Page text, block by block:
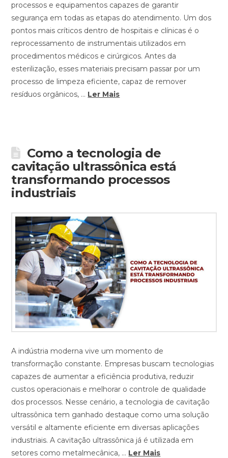
processos e equipamentos capazes de garantir
segurança em todas as etapas do atendimento. Um dos
pontos mais críticos dentro de hospitais e clínicas é o
reprocessamento de instrumentais utilizados em
procedimentos médicos e cirúrgicos. Antes da
esterilização, esses materiais precisam passar por um
processo de limpeza eficiente, capaz de remover
resíduos orgânicos, … Ler Mais
Como a tecnologia de
cavitação ultrassônica está
transformando processos
industriais
A indústria moderna vive um momento de
transformação constante. Empresas buscam tecnologias
capazes de aumentar a eficiência produtiva, reduzir
custos operacionais e melhorar o controle de qualidade
dos processos. Nesse cenário, a tecnologia de cavitação
ultrassônica tem ganhado destaque como uma solução
versátil e altamente eficiente em diversas aplicações
industriais. A cavitação ultrassônica já é utilizada em
setores como metalmecânica, … Ler Mais